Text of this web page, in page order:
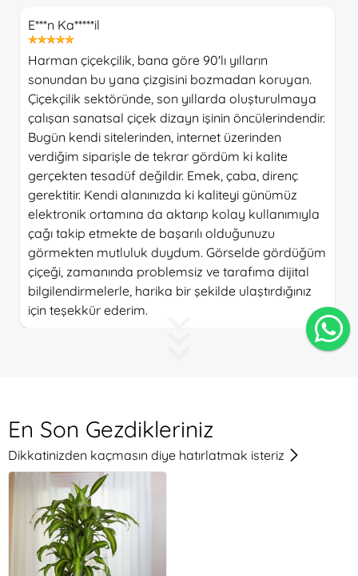
E***n Ka*****il
Harman çiçekçilik, bana göre 90'lı yılların
sonundan bu yana çizgisini bozmadan koruyan.
Çiçekçilik sektöründe, son yıllarda oluşturulmaya
çalışan sanatsal çiçek dizayn işinin öncülerindendir.
Bugün kendi sitelerinden, internet üzerinden
verdiğim siparişle de tekrar gördüm ki kalite
gerçekten tesadüf değildir. Emek, çaba, direnç
gerektitir. Kendi alanınızda ki kaliteyi günümüz
elektronik ortamına da aktarıp kolay kullanımıyla
çağı takip etmekte de başarılı olduğunuzu
görmekten mutluluk duydum. Görselde gördüğüm
çiçeği, zamanında problemsiz ve tarafıma dijital
bilgilendirmelerle, harika bir şekilde ulaştırdığınız
için teşekkür ederim.
A*i Ca***rk
Bence direkt saat seçtirmeyin, elbet sarkmalar
olur, zamanında ulaşmayan siparişler alıcıları güç
duruma düşürebilir onun dışında iyi çalışıyorsunuz
tavsiye edeceğim
En Son Gezdikleriniz
Dikkatinizden kaçmasın diye hatırlatmak isteriz